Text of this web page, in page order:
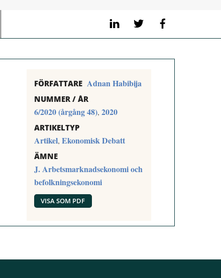
LinkedIn Twitter
FÖRFATTARE Adnan Habibija
NUMMER / ÅR
6/2020 (årgång 48), 2020
ARTIKELTYP
Artikel, Ekonomisk Debatt
ÄMNE
J. Arbetsmarknadsekonomi och
befolkningsekonomi
VISA SOM PDF